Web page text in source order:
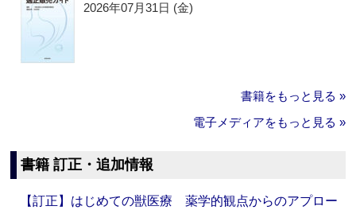
2026年07月31日 (金)
書籍をもっと見る »
電子メディアをもっと見る »
書籍 訂正・追加情報
【訂正】はじめての獣医療 薬学的観点からのアプロー